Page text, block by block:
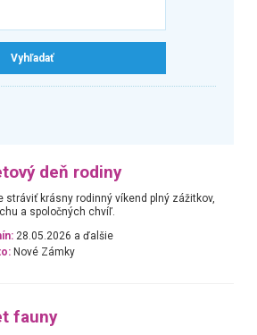
deň rodiny
stráviť krásny rodinný víkend plný zážitkov,
a spoločných chvíľ.
28.05.2026 a ďalšie
Nové Zámky
fauny